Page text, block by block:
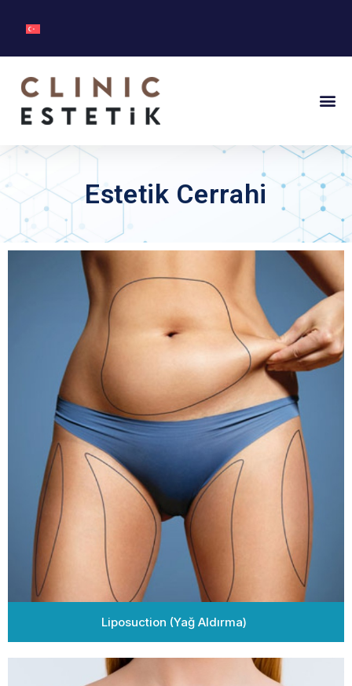
Estetik Cerrahi
Liposuction (Yağ Aldırma)